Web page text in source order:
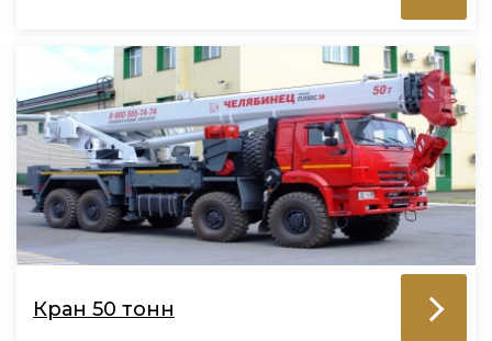
Кран 50 тонн